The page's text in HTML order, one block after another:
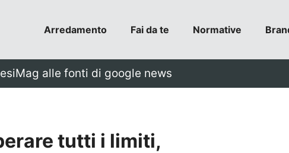
Arredamento Fai da te Normative
alle fonti di google news
tutti i limiti,